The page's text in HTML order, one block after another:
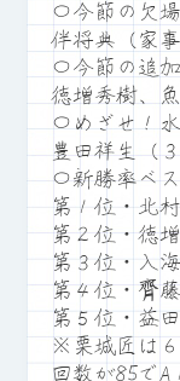
〇今節の欠
伴将典（家事
〇今節の追
徳増秀樹、
〇めざせ！
豊田祥生（３
〇新勝率ベ
第１位・北
第２位・徳
第３位・入
第４位・齊
第５位・益
※栗城匠は
回数が85でA